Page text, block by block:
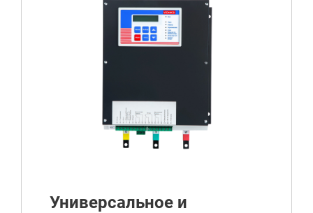
Универсальное и